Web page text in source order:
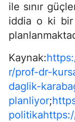
ile sınır
iddia o ki bir
Kaynak:
r/prof-dr-
daglik-
planliyor;
politika